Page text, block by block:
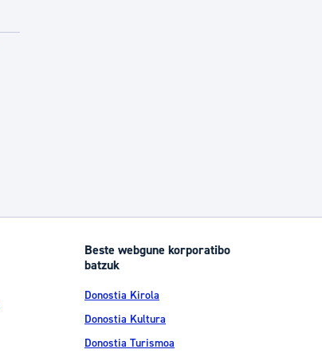
Beste webgune korporatibo
batzuk
Donostia Kirola
Donostia Kultura
Donostia Turismoa